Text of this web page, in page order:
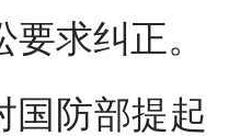
求纠正。
国防部提起